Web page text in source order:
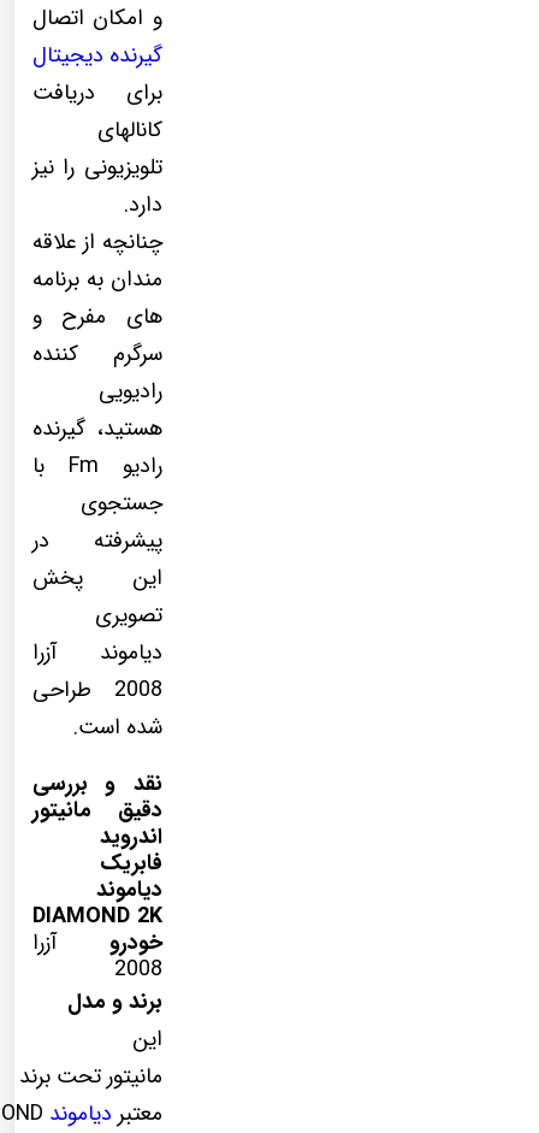
و امکان اتصال
گیرنده دیجیتال
برای دریافت
کانالهای
تلویزیونی را نیز
دارد.
چنانچه از علاقه
مندان به برنامه
های مفرح و
سرگرم کننده
رادیویی
هستید، گیرنده
رادیو Fm با
جستجوی
پیشرفته در
این پخش
تصویری
دیاموند آزرا
2008 طراحی
شده است.
نقد و بررسی
دقیق مانیتور
اندروید
فابریک
دیاموند
DIAMOND 2K
خودروآزرا
2008
برند و مدل
این
مانیتور تحت برند
معتبر دیاموند